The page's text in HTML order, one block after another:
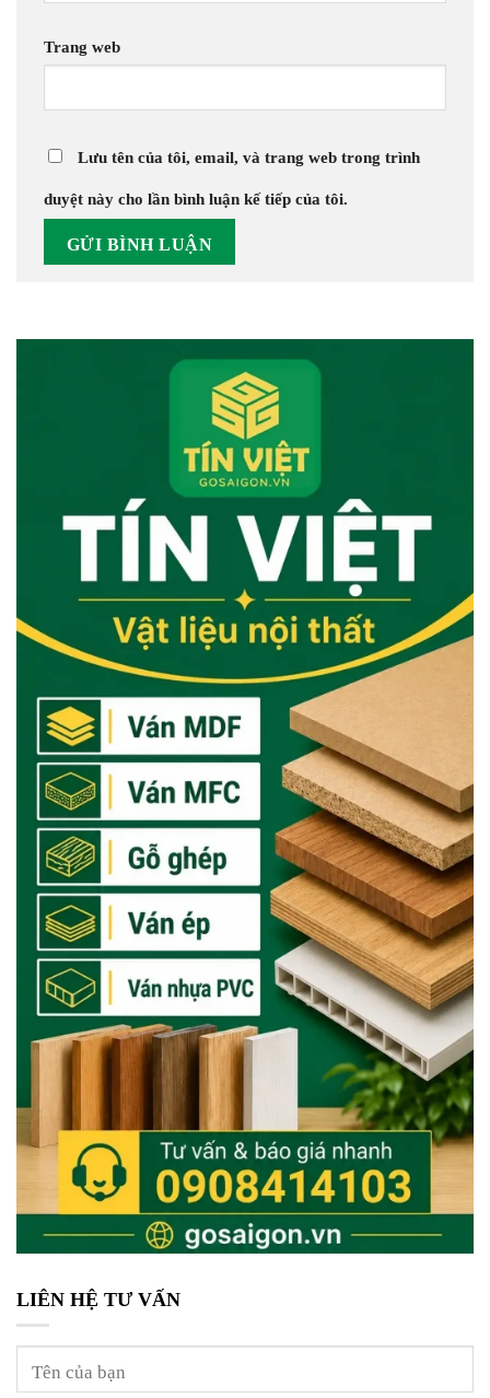
Trang web
Lưu tên của tôi, email, và trang web trong trình
duyệt này cho lần bình luận kế tiếp của tôi.
LIÊN HỆ TƯ VẤN